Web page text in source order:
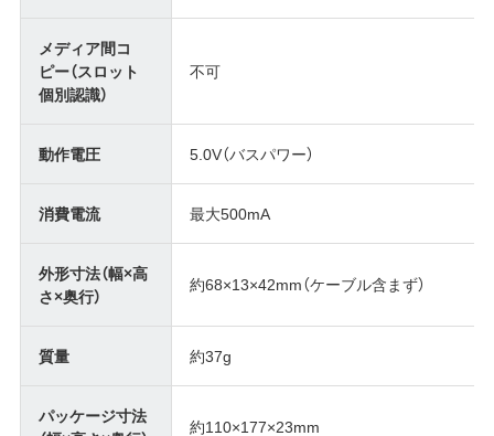
メディア間コ
ピー（スロット
個別認識）
不可
動作電圧 5.0V（バスパワー）
消費電流 最大500mA
外形寸法（幅×高
さ×奥行）
約68×13×42mm（ケーブル含まず）
質量 約37g
パッケージ寸法
約110×177×23mm